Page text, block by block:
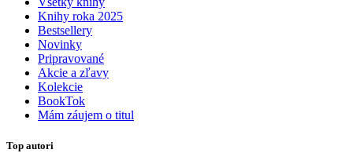
Knihy roka 2025
Bestsellery
Novinky
Pripravované
Akcie a zľavy
Kolekcie
BookTok
Mám záujem o titul
Top autori